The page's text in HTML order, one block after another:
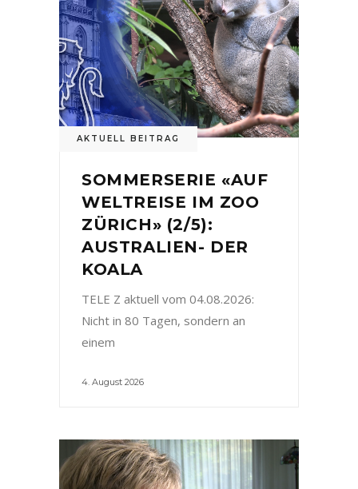
AKTUELL BEITRAG
SOMMERSERIE «AUF
WELTREISE IM ZOO
ZÜRICH» (2/5):
AUSTRALIEN- DER
KOALA
TELE Z aktuell vom 04.08.2026:
Nicht in 80 Tagen, sondern an
einem
4. August 2026